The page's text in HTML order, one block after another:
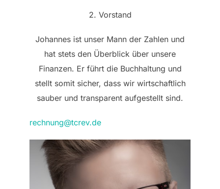
2. Vorstand
Johannes ist unser Mann der Zahlen und
hat stets den Überblick über unsere
Finanzen. Er führt die Buchhaltung und
stellt somit sicher, dass wir wirtschaftlich
sauber und transparent aufgestellt sind.
rechnung@tcrev.de